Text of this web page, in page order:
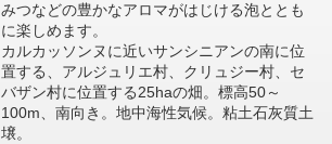
みつなどの豊かなアロマがはじける泡ととも
に楽しめます。
カルカッソンヌに近いサンシニアンの南に位
置する、アルジュリエ村、クリュジー村、セ
バザン村に位置する25haの畑。標高50～
100m、南向き。地中海性気候。粘土石灰質土
壌。